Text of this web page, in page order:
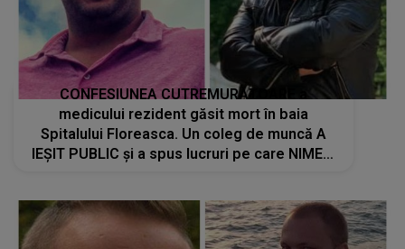
CONFESIUNEA CUTREMURĂTOARE a
medicului rezident găsit mort în baia
Spitalului Floreasca. Un coleg de muncă A
IEȘIT PUBLIC și a spus lucruri pe care NIMENI